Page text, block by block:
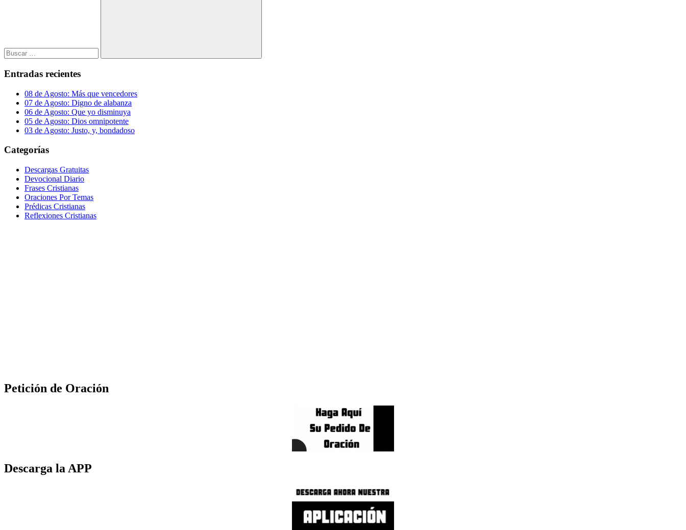
Buscar
Entradas recientes
08 de Agosto: Más que vencedores
07 de Agosto: Digno de alabanza
06 de Agosto: Que yo disminuya
05 de Agosto: Dios omnipotente
03 de Agosto: Justo, y, bondadoso
Categorías
Descargas Gratuitas
Devocional Diario
Frases Cristianas
Oraciones Por Temas
Prédicas Cristianas
Reflexiones Cristianas
Petición de Oración
Descarga la APP